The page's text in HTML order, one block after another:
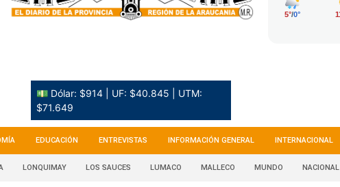
💵 Dólar: $914 | UF: $40.845 | UTM:
$71.649
EDUCACIÓN ENTREVISTAS INFORMACIÓN GENERAL INTERNACIONAL
LONQUIMAY LOS SAUCES LUMACO MALLECO MUNDO NACIONAL